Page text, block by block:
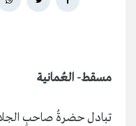
مسقط- العُمانية
تبادل حضرةُ صاحبِ